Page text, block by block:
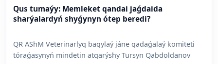
Qus tumaýy: Memleket qandai jaǵdaida
sharýalardyń shyǵynyn ótep beredi?
QR AShM Veterinarlyq baqylaý jáne qadaǵalaý komiteti
tóraǵasynyń mindetin atqarýshy Tursyn Qabdoldanov